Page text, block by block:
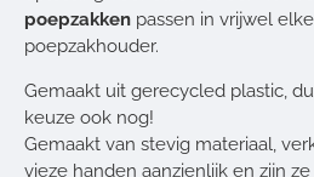
poepzakken passen in vrijwel
poepzakhouder.
Gemaakt uit gerecycled plastic,
keuze ook nog!
Gemaakt van stevig materiaal,
vieze handen aanzienlijk en zijn